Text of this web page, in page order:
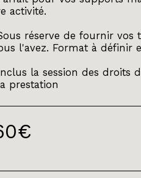
activité.
Sous réserve de fournir
l'avez. Format à définir
Inclus la session des
prestation
€